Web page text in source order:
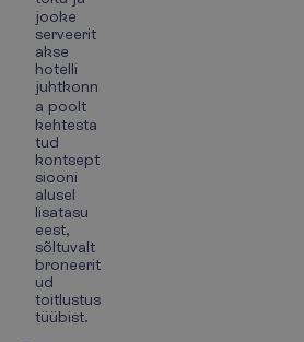
jooke
serveerit
akse
hotelli
juhtkonn
a poolt
kehtesta
tud
kontsept
siooni
alusel
lisatasu
eest,
sõltuvalt
broneerit
ud
toitlustus
tüübist.